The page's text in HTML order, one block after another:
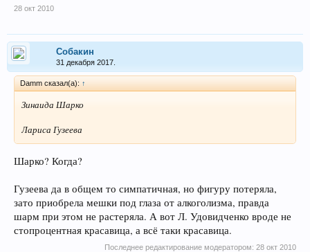
28 окт 2010
Собакин
31 декабря 2017.
Damm сказал(а): ↑
Зинаида Шарко
Лариса Гузеева
Шарко? Когда?
Гузеева да в общем то симпатичная, но фигуру потеряла,
зато приобрела мешки под глаза от алкоголизма, правда
шарм при этом не растеряла. А вот Л. Удовидченко вроде не
стопроцентная красавица, а всё таки красавица.
Последнее редактирование модератором: 28 окт 2010